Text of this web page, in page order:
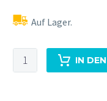
Auf Lager.
Cucumberland
Sloe
IN